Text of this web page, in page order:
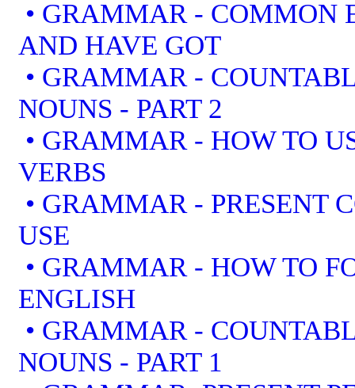
• GRAMMAR - COMMON
AND HAVE GOT
• GRAMMAR -
NOUNS - PART 2
• GRAMMAR - HOW TO
VERBS
• GRAMMAR - PRESENT
USE
• GRAMMAR - HOW TO
ENGLISH
• GRAMMAR -
NOUNS - PART 1